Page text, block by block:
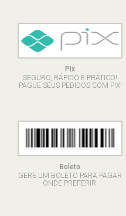
Pix
SEGURO, RÁPIDO E PRÁTICO!
PAGUE SEUS PEDIDOS COM PIX!
Boleto
GERE UM BOLETO PARA PAGAR
ONDE PREFERIR.